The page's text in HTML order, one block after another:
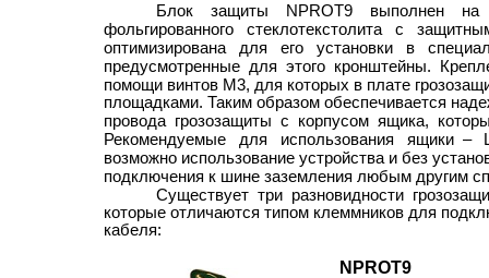
Блок защиты NPROT9 выполнен на
фольгированного стеклотекстолита с
оптимизирована для его установки в
предусмотренные для этого кронштейны.
помощи винтов М3, для которых в плате
площадками. Таким образом обеспечивается
провода грозозащиты с корпусом ящика,
Рекомендуемые для использования ящики –
возможно использование устройства и без
подключения к шине заземления любым другим
Существует три разновидности
которые отличаются типом клеммников для
кабеля:
NPROT9